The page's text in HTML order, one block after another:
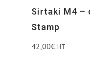
Sirtaki M4 –
Stamp
42,00€ HT